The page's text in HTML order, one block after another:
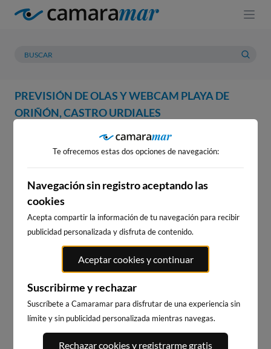
PREVISIÓN DE OLAS Y WEBCAM PLAYA DE
ORIÑÓN, CASTRO URDIALES
PREVISIÓN METEOROLOGÍA
WEBCAM PLAYA DE ORIÑÓN,
CASTRO URDIALES
WEBCAMS CERCANAS
PLAYA DE EL RIS
Te ofrecemos estas dos opciones de navegación:
Navegación sin registro aceptando las
cookies
Acepta compartir la información de tu navegación para recibir
publicidad personalizada y disfruta de contenido.
Aceptar cookies y continuar
Suscribirme y rechazar
Suscríbete a Camaramar para disfrutar de una experiencia sin
límite y sin publicidad personalizada mientras navegas.
Rechazar cookies y registrarme gratis